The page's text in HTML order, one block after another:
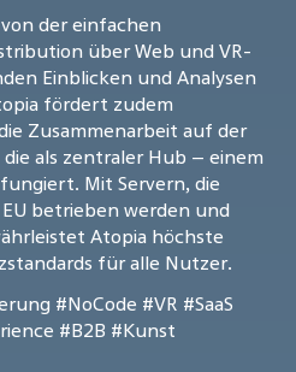
der einfachen
über Web und VR-
Einblicken und Analysen
fördert zudem
Zusammenarbeit auf der
als zentraler Hub – einem
Mit Servern, die
betrieben werden und
Atopia höchste
für alle Nutzer.
#NoCode #VR #SaaS
#B2B #Kunst